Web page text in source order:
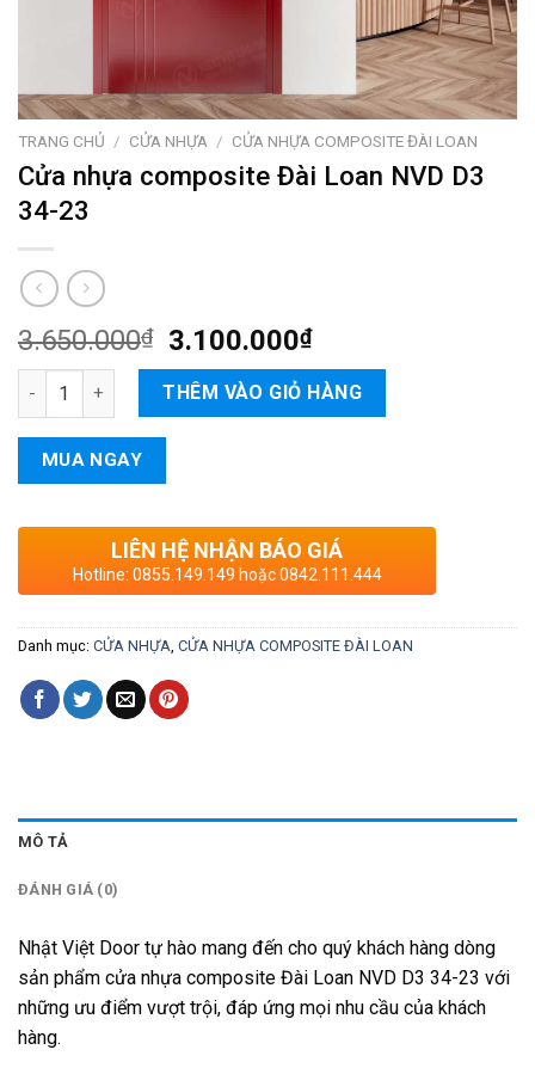
TRANG CHỦ / CỬA NHỰA / CỬA NHỰA COMPOSITE ĐÀI LOAN
Cửa nhựa composite Đài Loan NVD D3
34-23
3.650.000₫ 3.100.000₫
Cửa nhựa composite Đài Loan NVD D3 34-23 số lượng
THÊM VÀO GIỎ HÀNG
MUA NGAY
LIÊN HỆ NHẬN BÁO GIÁ
Hotline: 0855.149.149 hoặc 0842.111.444
Danh mục: CỬA NHỰA CỬA NHỰA COMPOSITE ĐÀI LOAN
MÔ TẢ
ĐÁNH GIÁ (0)
Nhật Việt Door tự hào mang đến cho quý khách hàng dòng
sản phẩm cửa nhựa composite Đài Loan NVD D3 34-23 với
những ưu điểm vượt trội, đáp ứng mọi nhu cầu của khách
hàng.